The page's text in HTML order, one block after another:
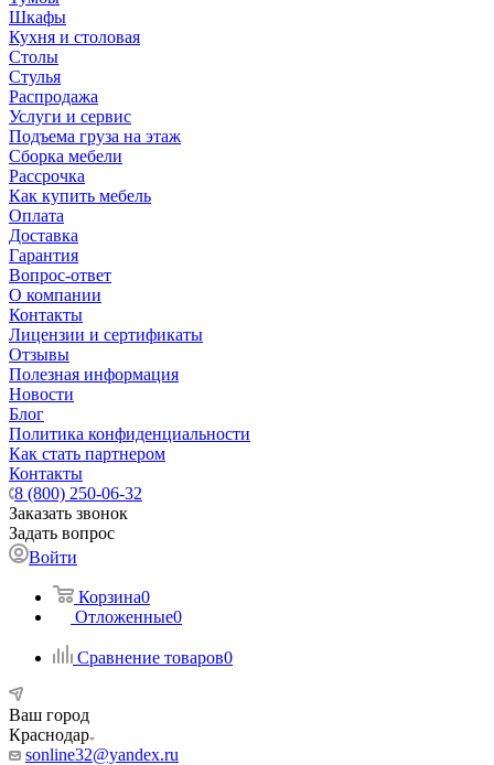
Шкафы
Кухня и столовая
Столы
Стулья
Распродажа
Услуги и сервис
Подъема груза на этаж
Сборка мебели
Рассрочка
Как купить мебель
Оплата
Доставка
Гарантия
Вопрос-ответ
О компании
Контакты
Лицензии и сертификаты
Отзывы
Полезная информация
Новости
Блог
Политика конфиденциальности
Как стать партнером
Контакты
8 (800) 250-06-32
Заказать звонок
Задать вопрос
Войти
Корзина0
Отложенные0
Сравнение товаров0
Ваш город
Краснодар
sonline32@yandex.ru